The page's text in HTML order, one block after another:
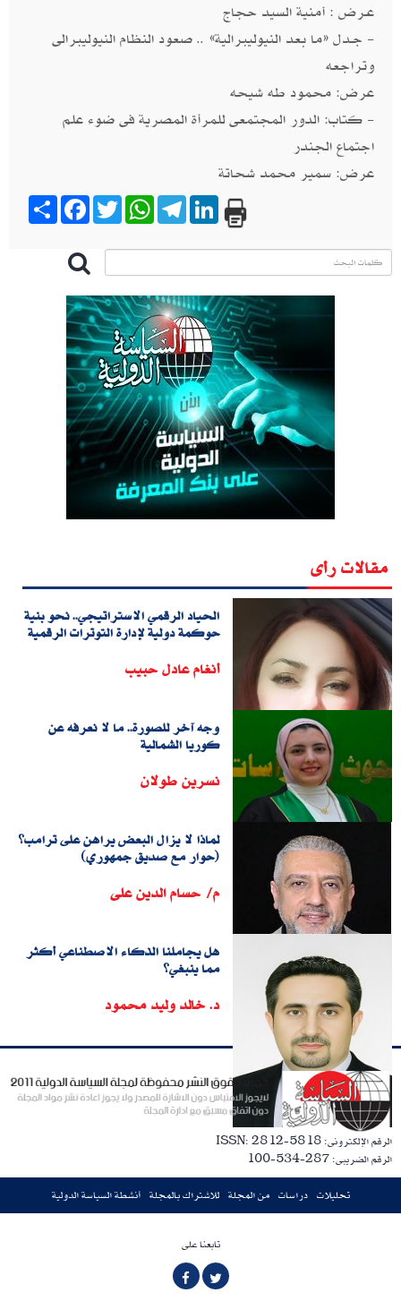
عـرض : أمنية السيد حجاج
- جـدل «ما بعد النيوليبرالية» .. صعود النظام النيوليبرالى
وتراجعه
عرض: محمود طه شيحه
- كتاب: الدور المجتمعى للمرأة المصرية فى ضوء علم
اجتماع الجندر
عرض: سمير محمد شحاتة
Share
FacebookTwitter
WhatsApp
Telegram
LinkedIn
مقالات رأى
الحياد الرقمي الاستراتيجي.. نحو بنية
حوكمة دولية لإدارة التوترات الرقمية
أنغام عادل حبيب
وجه آخر للصورة.. ما لا نعرفه عن
كوريا الشمالية
نسرين طولان
لماذا لا يزال البعض يراهن على ترامب؟
(حوار مع صديق جمهوري)
م/ حسام الدين على
هل يجاملنا الذكاء الاصطناعي أكثر
مما ينبغي؟
د. خالد وليد محمود
الرقم الإلكترونى: ISSN: 2812-5818
الرقم الضريبى: 287-534-100
تحليلات دراسات من المجلة للاشتراك بالمجلة أنشطة السياسة الدولية
تابعنا على